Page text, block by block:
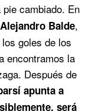
pie cambiado. En
Alejandro Balde,
goles de los
encontramos la
Después de
apunta a
será